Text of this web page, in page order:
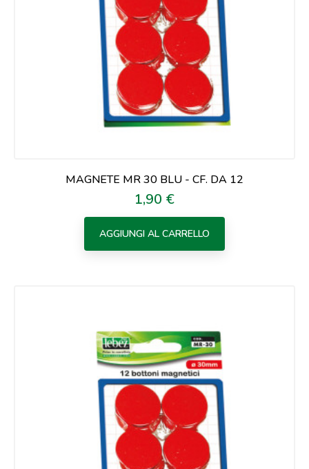
MAGNETE MR 30 BLU - CF. DA 12
Prezzo
1,90 €
AGGIUNGI AL CARRELLO